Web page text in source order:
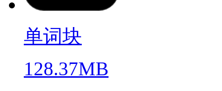
单词块
128.37MB